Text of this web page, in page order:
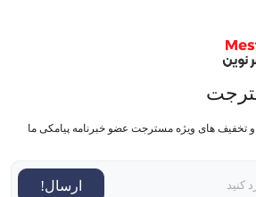
و تخفیف های ویژه مسترجت عضو خبرنامه پیامکی ما
ارسال!